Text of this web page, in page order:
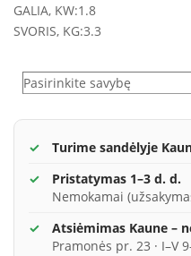
GALIA, KW:1.8
SVORIS, KG:3.3
Turime sandėlyje
Pristatymas 1–3 d. d.
Nemokamai
Atsiėmimas Kaune –
Pramonės pr. 23 · I–V